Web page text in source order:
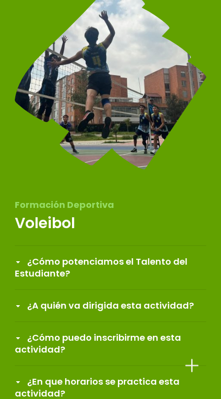
Formación Deportiva
Voleibol
¿Cómo potenciamos el Talento del
Estudiante?
¿A quién va dirigida esta actividad?
¿Cómo puedo inscribirme en esta
actividad?
¿En que horarios se practica esta
actividad?